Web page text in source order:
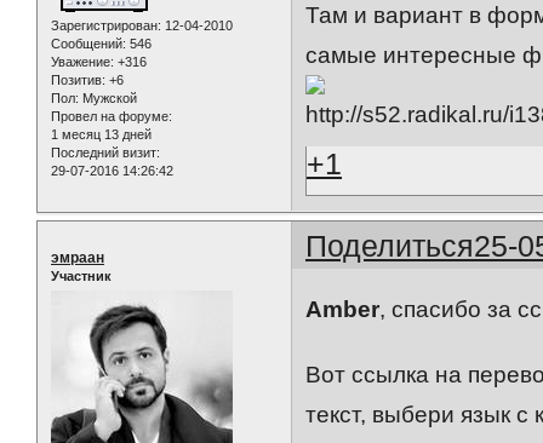
Зарегистрирован: 12-04-2010
Сообщений: 546
Уважение: +316
Позитив: +6
Пол: Мужской
Провел на форуме:
1 месяц 13 дней
Последний визит:
29-07-2016 14:26:42
Там и вариант в
самые интересные
+1
Поделиться25-
эмраан
Участник
Amber, спасибо за
Вот ссылка на
текст, выбери язык с